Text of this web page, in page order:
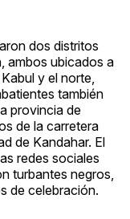
dos distritos
ambos ubicados a
y el norte,
también
provincia de
de la carretera
de Kandahar. El
redes sociales
turbantes negros,
de celebración.